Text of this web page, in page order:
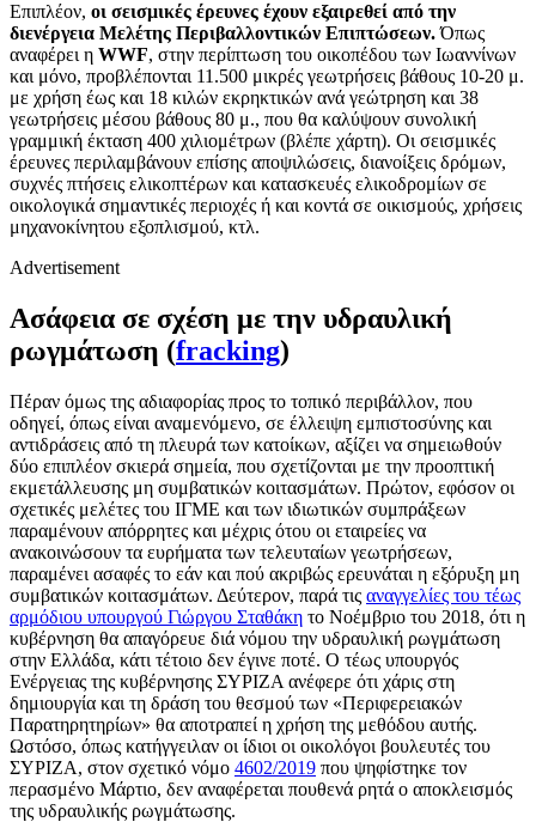
Επιπλέον, οι σεισμικές έρευνες έχουν εξαιρεθεί από την
διενέργεια Μελέτης Περιβαλλοντικών Επιπτώσεων.Όπως
αναφέρει η WWF, στην περίπτωση του οικοπέδου των Ιωαννίνων
και μόνο, προβλέπονται 11.500 μικρές γεωτρήσεις βάθους 10-20 μ.
με χρήση έως και 18 κιλών εκρηκτικών ανά γεώτρηση και 38
γεωτρήσεις μέσου βάθους 80 μ., που θα καλύψουν συνολική
γραμμική έκταση 400 χιλιομέτρων (βλέπε χάρτη). Οι σεισμικές
έρευνες περιλαμβάνουν επίσης αποψιλώσεις, διανοίξεις δρόμων,
συχνές πτήσεις ελικοπτέρων και κατασκευές ελικοδρομίων σε
οικολογικά σημαντικές περιοχές ή και κοντά σε οικισμούς, χρήσεις
μηχανοκίνητου εξοπλισμού, κτλ.
Advertisement
Ασάφεια σε σχέση με την υδραυλική
ρωγμάτωση (fracking)
Πέραν όμως της αδιαφορίας προς το τοπικό περιβάλλον, που
οδηγεί, όπως είναι αναμενόμενο, σε έλλειψη εμπιστοσύνης και
αντιδράσεις από τη πλευρά των κατοίκων, αξίζει να σημειωθούν
δύο επιπλέον σκιερά σημεία, που σχετίζονται με την προοπτική
εκμετάλλευσης μη συμβατικών κοιτασμάτων. Πρώτον, εφόσον οι
σχετικές μελέτες του ΙΓΜΕ και των ιδιωτικών συμπράξεων
παραμένουν απόρρητες και μέχρις ότου οι εταιρείες να
ανακοινώσουν τα ευρήματα των τελευταίων γεωτρήσεων,
παραμένει ασαφές το εάν και πού ακριβώς ερευνάται η εξόρυξη μη
συμβατικών κοιτασμάτων. Δεύτερον, παρά τις αναγγελίες του τέως
αρμόδιου υπουργού Γιώργου Σταθάκη το Νοέμβριο του 2018, ότι η
κυβέρνηση θα απαγόρευε διά νόμου την υδραυλική ρωγμάτωση
στην Ελλάδα, κάτι τέτοιο δεν έγινε ποτέ. Ο τέως υπουργός
Ενέργειας της κυβέρνησης ΣΥΡΙΖΑ ανέφερε ότι χάρις στη
δημιουργία και τη δράση του θεσμού των «Περιφερειακών
Παρατηρητηρίων» θα αποτραπεί η χρήση της μεθόδου αυτής.
Ωστόσο, όπως κατήγγειλαν οι ίδιοι οι οικολόγοι βουλευτές του
ΣΥΡΙΖΑ, στον σχετικό νόμο 4602/2019 που ψηφίστηκε τον
περασμένο Μάρτιο, δεν αναφέρεται πουθενά ρητά ο αποκλεισμός
της υδραυλικής ρωγμάτωσης.